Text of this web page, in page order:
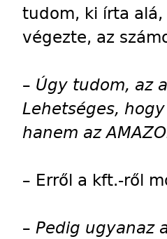
tudom, ki írta
végezte, az
– Úgy tudom, az
Lehetséges,
hanem az
– Erről a kft.-ről
– Pedig ugyanaz